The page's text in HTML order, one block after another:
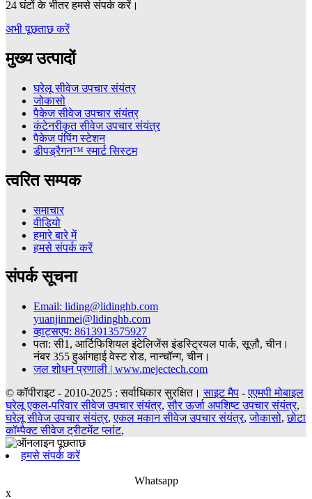
24 घंटों के भीतर हमसे संपर्क करें।
अभी पूछताछ करें
मुख्य उत्पादों
घरेलू सीवेज उपचार संयंत्र
जोकासो
पैकेज सीवेज उपचार संयंत्र
कंटेनरीकृत सीवेज उपचार संयंत्र
पैकेज पंपिंग स्टेशन
डीपड्रैगन™ स्मार्ट सिस्टम
त्वरित सम्पक
समाचार
वीडियो
हमारे बारे में
हमसे संपर्क करें
संपर्क सूचना
Email: liding@lidinghb.com
yuanjinmei@lidinghb.com
व्हाट्सएप: 8613913575927
पता: सी1, आर्टिफिशियल इंटेलिजेंस इंडस्ट्रियल पार्क, सूज़ौ, चीन।
नंबर 355 हुआंगहाई वेस्ट रोड, नान्चॉन्ग, चीन।
जल शोधन प्रणाली | www.mejectech.com
© कॉपीराइट - 2010-2025 : सर्वाधिकार सुरक्षित। साइट मैप -एएमपी मोबाइल
घरेलू एकल-परिवार सीवेज उपचार संयंत्र,सौर ऊर्जा अपशिष्ट उपचार संयंत्र,
घरेलू सीवेज उपचार संयंत्र,एकल मकान सीवेज उपचार संयंत्र,जोकासो,छोटा
कॉम्पैक्ट सीवेज ट्रीटमेंट प्लांट,
हमसे संपर्क करें
Whatsapp
x